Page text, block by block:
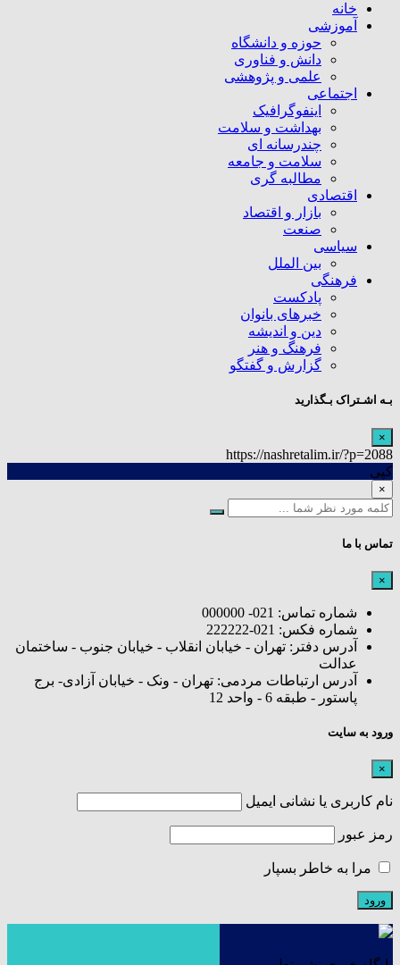
خانه
آموزشی
حوزه و دانشگاه
دانش و فناوری
علمی و پژوهشی
اجتماعی
اینفوگرافیک
بهداشت و سلامت
چندرسانه ای
سلامت و جامعه
مطالبه گری
اقتصادی
بازار و اقتصاد
صنعت
سیاسی
بین الملل
فرهنگی
پادکست
خبرهای بانوان
دین و اندیشه
فرهنگ و هنر
گزارش و گفتگو
بـه اشـتراک بـگذارید
×
https://nashretalim.ir/?p=2088
کپی
×
تماس با ما
×
شماره تماس: 021- 000000
شماره فکس: 021-222222
آدرس دفتر: تهران - خیابان انقلاب - خیابان جنوب - ساختمان
عدالت
آدرس ارتباطات مردمی: تهران - ونک - خیابان آزادی- برج
پاستور - طبقه 6 - واحد 12
ورود به سایت
×
نام کاربری یا نشانی ایمیل
رمز عبور
مرا به خاطر بسپار